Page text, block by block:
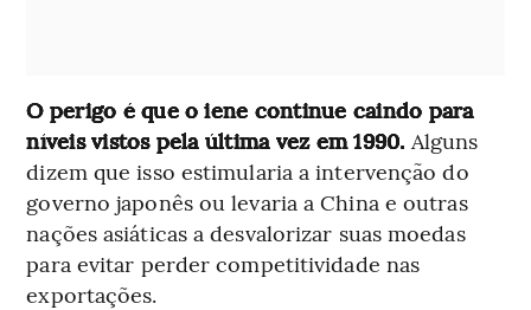
O perigo é que o iene continue caindo para
níveis vistos pela última vez em 1990. Alguns
dizem que isso estimularia a intervenção do
governo japonês ou levaria a China e outras
nações asiáticas a desvalorizar suas moedas
para evitar perder competitividade nas
exportações.